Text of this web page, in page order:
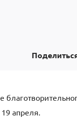
апреля.